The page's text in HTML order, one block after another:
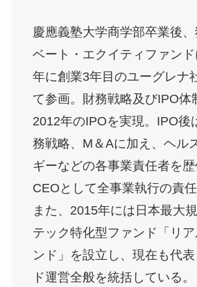
慶應義塾大学商学部卒業後
ベート・エクイティファン
年に創業3年目のユーグレナ
て参画。財務戦略及びIPO体
2012年のIPOを実現。IPO後
務戦略、M＆Aに加え、ヘル
ギーなどの各事業責任者を
CEOとして全事業執行の責任
また、2015年には日本最大
テック特化型ファンド「リ
ンド」を設立し、現在も代
ド運営全般を統括している。